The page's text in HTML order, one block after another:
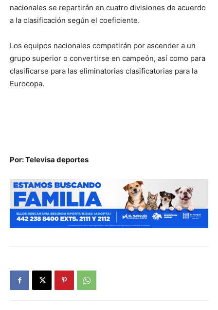
nacionales se repartirán en cuatro divisiones de acuerdo
a la clasificación según el coeficiente.
Los equipos nacionales competirán por ascender a un
grupo superior o convertirse en campeón, así como para
clasificarse para las eliminatorias clasificatorias para la
Eurocopa.
Por: Televisa deportes